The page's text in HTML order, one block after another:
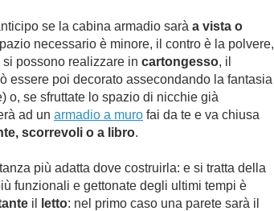
se la cabina armadio sarà a vista o
necessario è minore, il contro è la polvere,
possono realizzare in cartongesso, il
essere poi decorato assecondando la fantasia
o, se sfruttate lo spazio di nicchie già
ad un armadio a muro fai da te e va chiusa
scorrevoli o a libro.
più adatta dove costruirla: e si tratta della
funzionali e gettonate degli ultimi tempi è
il letto: nel primo caso una parete sarà il